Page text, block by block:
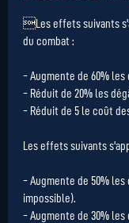
Les effets suivants
du combat :
- Augmente de 60%
- Réduit de 20% les
- Réduit de 5 le coût
Les effets suivants
- Augmente de 50%
impossible).
- Augmente de 30%